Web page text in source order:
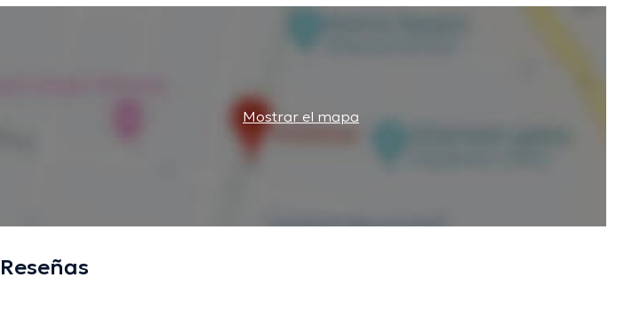
Mostrar el mapa
Reseñas